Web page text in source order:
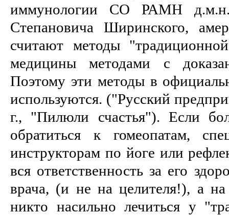
иммунологии СО РАМН д.м.н.
Степановича Ширинского,
считают методы
медицины методами с
Поэтому эти методы в
используются. ("Русский
г., "Пилюли счастья"). Если
обратиться к гомеопатам,
инструкторам по йоге или
вся ответственность за его
врача, (и не на целителя!), а
никто насильно лечиться у